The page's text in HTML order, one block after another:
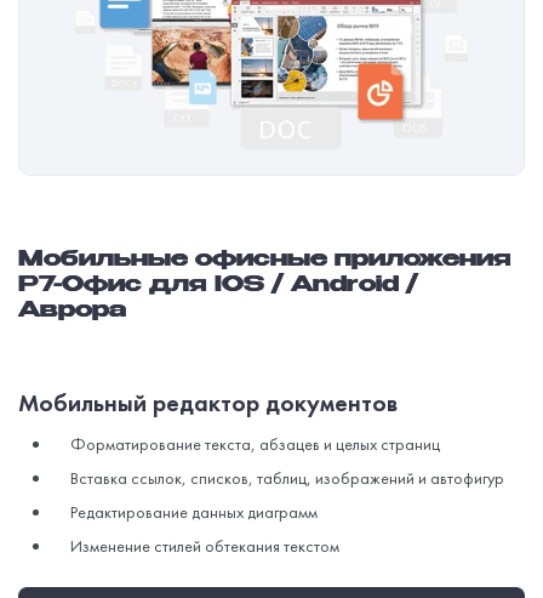
Мобильные офисные приложения
Р7-Офис для IOS / Android /
Аврора
Мобильный редактор документов
Форматирование текста, абзацев и целых страниц
Вставка ссылок, списков, таблиц, изображений и автофигур
Редактирование данных диаграмм
Изменение стилей обтекания текстом